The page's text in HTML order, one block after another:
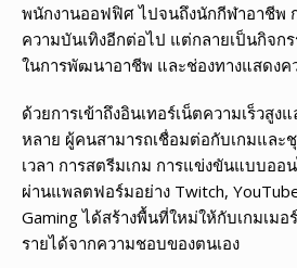
พนักงานออฟฟิศ ไปจนถึงนักกีฬาอาชีพ
ความบันเทิงอีกต่อไป แต่กลายเป็นกิจก
ในการพัฒนาอาชีพ และช่องทางแสดงค
ด้วยการเข้าถึงอินเทอร์เน็ตความเร็วสู
หลาย ผู้คนสามารถเชื่อมต่อกับเกมแล
เวลา การสตรีมเกม การแข่งขันแบบออ
ผ่านแพลตฟอร์มอย่าง Twitch,
Gaming ได้สร้างพื้นที่ใหม่ให้กับเกมเม
รายได้จากความชอบของตนเอง